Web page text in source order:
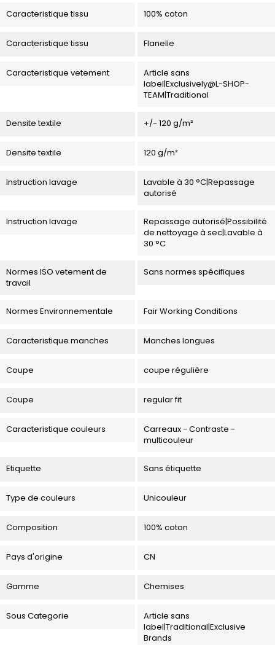
Caracteristique tissu 100% coton
Caracteristique tissu Flanelle
Caracteristique vetement
Article sans
label|Exclusively@L-SHOP-
TEAM|Traditional
Densite textile +/- 120 g/m²
Densite textile 120 g/m²
Instruction lavage
Lavable à 30 °C|Repassage
autorisé
Instruction lavage
Repassage autorisé|Possibilité
de nettoyage à sec|Lavable à
30 °C
Normes ISO vetement de
travail
Sans normes spécifiques
Normes Environnementale Fair Working Conditions
Caracteristique manches Manches longues
Coupe coupe régulière
Coupe regular fit
Caracteristique couleurs
Carreaux - Contraste -
multicouleur
Etiquette Sans étiquette
Type de couleurs Unicouleur
Composition 100% coton
Pays d'origine CN
Gamme Chemises
Sous Categorie
Article sans
label|Traditional|Exclusive
Brands